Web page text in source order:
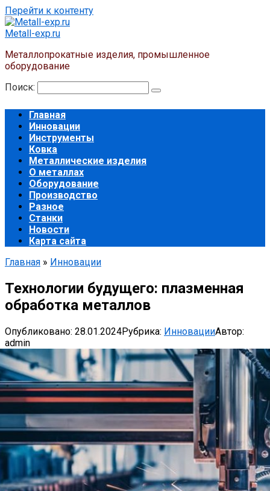
Перейти к контенту
Metall-exp.ru
Металлопрокатные изделия, промышленное
оборудование
Поиск:
Главная
Инновации
Инструменты
Ковка
Металлические изделия
О металлах
Оборудование
Производство
Разное
Станки
Новости
Карта сайта
Главная » Инновации
Технологии будущего: плазменная
обработка металлов
Опубликовано: 28.01.2024Рубрика: ИнновацииАвтор:
admin